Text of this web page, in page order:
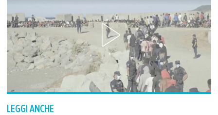
LEGGI ANCHE